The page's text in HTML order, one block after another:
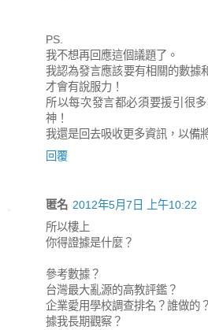
PS.
我不想再回應這個議題了。
我認為發言應該要有相關的數據
才會有說服力！
所以每次發言都必須要援引很
神！
我還是回去吸收更多資訊，以備
回覆
匿名 2012年5月7日 上午10:22
所以樓上
你得證據是什麼？
參考數據？
台灣最大亂源的高教評鑑？
企業愛用學校調查排名？誰做的？
據我長期觀察？